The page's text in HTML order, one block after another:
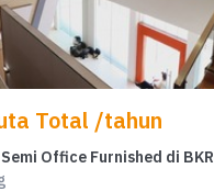
Total /tahun
Office Furnished di BKR